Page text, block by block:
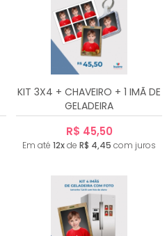
KIT 3X4 + CHAVEIRO + 1 IMÃ DE
GELADEIRA
R$ 45,50
Em até 12xde R$ 4,45 com juros